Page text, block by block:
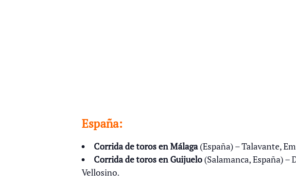
España:
Corrida de toros en Málaga(España) – Talavante,
Corrida de toros en Guijuelo (Salamanca, España)
Vellosino.